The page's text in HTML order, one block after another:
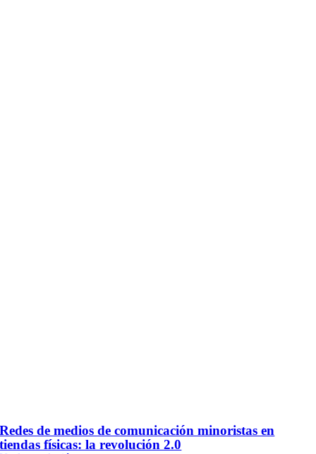
Redes de medios de comunicación minoristas en
tiendas físicas: la revolución 2.0